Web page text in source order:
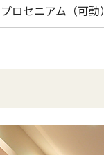
プロセニアム（可動）